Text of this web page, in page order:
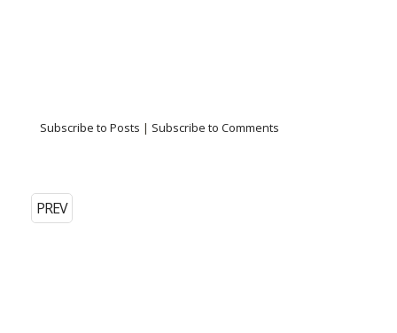
Subscribe to Posts | Subscribe to Comments
PREV